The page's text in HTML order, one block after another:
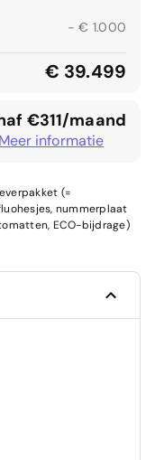
- € 1.000
€ 39.499
€311/maand
Meer informatie
(=
nummerplaat
ECO-bijdrage)